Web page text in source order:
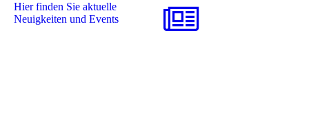
Hier finden Sie aktuelle
Neuigkeiten und Events